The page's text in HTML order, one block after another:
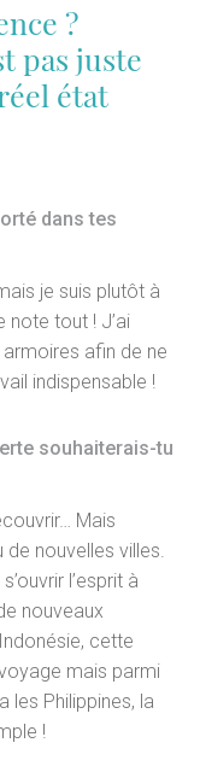
?
pas juste
état
dans tes
je suis plutôt à
note tout ! J’ai
afin de ne
indispensable !
souhaiterais-tu
Mais
nouvelles villes.
l’esprit à
nouveaux
cette
mais parmi
les Philippines, la
!